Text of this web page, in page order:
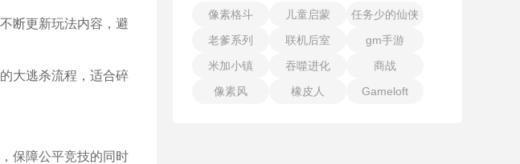
断更新玩法内容，避
大逃杀流程，适合碎
保障公平竞技的同时
像素格斗 儿童启蒙
任务少的仙侠
手游
老爹系列 联机后室
gm手游
米加小镇
吞噬进化
商战
像素风
橡皮人 Gameloft